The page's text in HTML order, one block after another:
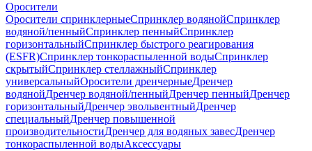
Оросители
Оросители спринклерныеСпринклер водянойСпринклер
водяной/пенныйСпринклер пенныйСпринклер
горизонтальныйСпринклер быстрого реагирования
(ESFR)Спринклер тонкораспыленной водыСпринклер
скрытыйСпринклер стеллажныйСпринклер
универсальныйОросители дренчерныеДренчер
водянойДренчер водяной/пенныйДренчер пенныйДренчер
горизонтальныйДренчер эвольвентныйДренчер
специальныйДренчер повышенной
производительностиДренчер для водяных завесДренчер
тонкораспыленной водыАксессуары